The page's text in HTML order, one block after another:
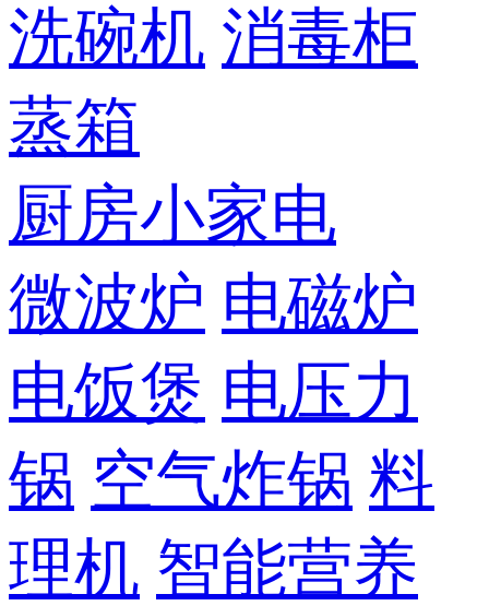
洗碗机 消毒柜
蒸箱
厨房小家电
微波炉 电磁炉
电饭煲 电压力
锅 空气炸锅 料
理机 智能营养